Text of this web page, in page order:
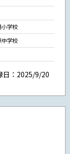
小学校
中学校
日：2025/9/20